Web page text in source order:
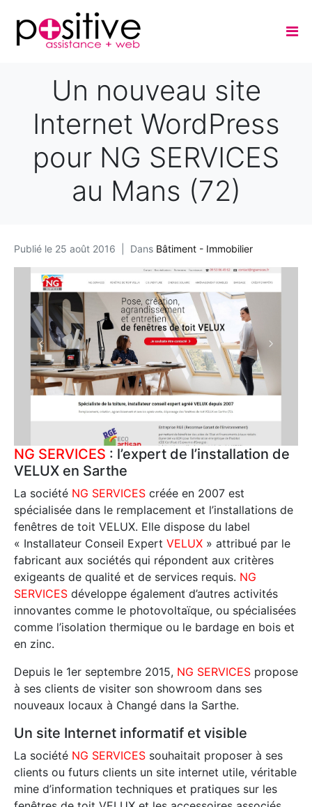
Un nouveau site
Internet WordPress
pour NG SERVICES
au Mans (72)
Publié le 25 août 2016 Dans Bâtiment - Immobilier
NG SERVICES : l’expert de l’installation de
VELUX en Sarthe
La société NG SERVICES créée en 2007 est
spécialisée dans le remplacement et l’installations de
fenêtres de toit VELUX. Elle dispose du label
« Installateur Conseil Expert VELUX » attribué par le
fabricant aux sociétés qui répondent aux critères
exigeants de qualité et de services requis. NG
SERVICES développe également d’autres activités
innovantes comme le photovoltaïque, ou spécialisées
comme l’isolation thermique ou le bardage en bois et
en zinc.
Depuis le 1er septembre 2015, NG SERVICES propose
à ses clients de visiter son showroom dans ses
nouveaux locaux à Changé dans la Sarthe.
Un site Internet informatif et visible
La société NG SERVICES souhaitait proposer à ses
clients ou futurs clients un site internet utile, véritable
mine d’information techniques et pratiques sur les